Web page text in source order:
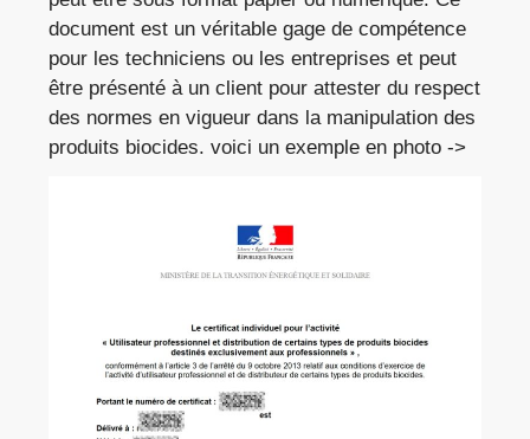
document est un véritable gage de compétence
pour les techniciens ou les entreprises et peut
être présenté à un client pour attester du respect
des normes en vigueur dans la manipulation des
produits biocides. voici un exemple en photo ->